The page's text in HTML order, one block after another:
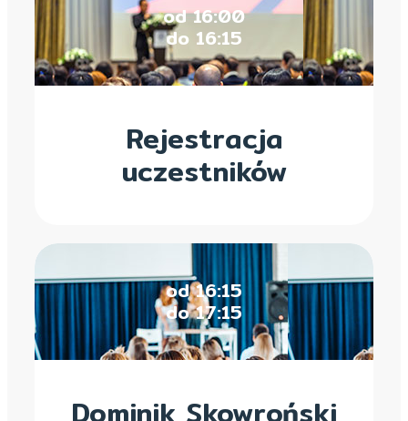
od 16:00
do 16:15
Rejestracja
uczestników
od 16:15
do 17:15